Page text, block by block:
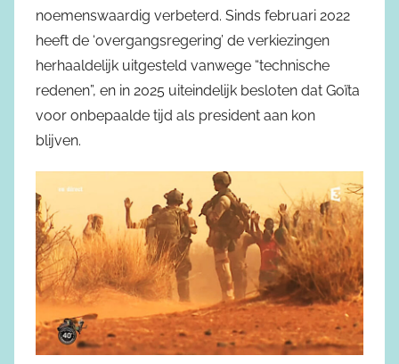
noemenswaardig verbeterd. Sinds februari 2022
heeft de ‘overgangsregering’ de verkiezingen
herhaaldelijk uitgesteld vanwege “technische
redenen”, en in 2025 uiteindelijk besloten dat Goïta
voor onbepaalde tijd als president aan kon
blijven.